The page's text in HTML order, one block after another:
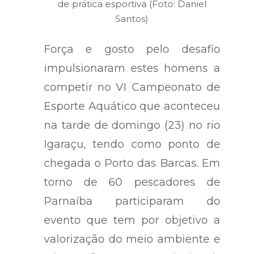
de prática esportiva (Foto: Daniel
Santos)
Força e gosto pelo desafio
impulsionaram estes homens a
competir no VI Campeonato de
Esporte Aquático que aconteceu
na tarde de domingo (23) no rio
Igaraçu, tendo como ponto de
chegada o Porto das Barcas. Em
torno de 60 pescadores de
Parnaíba participaram do
evento que tem por objetivo a
valorização do meio ambiente e